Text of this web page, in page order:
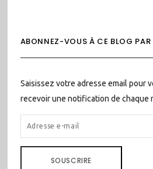
ABONNEZ-VOUS À CE BLOG PAR
Saisissez votre adresse email pour
recevoir une notification de chaque
ADRESSE
E-
SOUSCRIRE